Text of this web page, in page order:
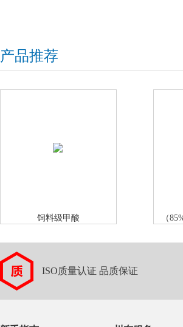
产品推荐
饲料级甲酸 （
ISO质量认证 品质保证